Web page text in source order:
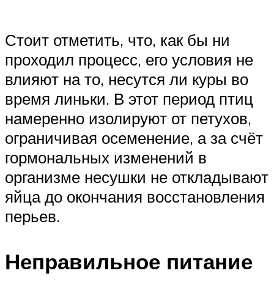
Стоит отметить, что, как бы ни
проходил процесс, его условия не
влияют на то, несутся ли куры во
время линьки. В этот период птиц
намеренно изолируют от петухов,
ограничивая осеменение, а за счёт
гормональных изменений в
организме несушки не откладывают
яйца до окончания восстановления
перьев.
Неправильное питание